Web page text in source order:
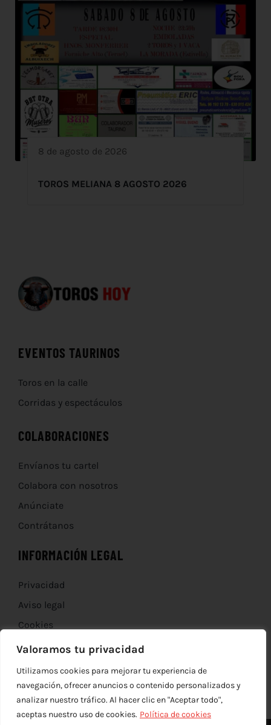
Valoramos tu privacidad
Utilizamos cookies para mejorar tu experiencia de
navegación, ofrecer anuncios o contenido personalizados y
analizar nuestro tráfico. Al hacer clic en "Aceptar todo",
aceptas nuestro uso de cookies. Política de cookies
8 de agosto de 2026
TOROS MELIANA 8 AGOSTO 2026
EVENTOS TAURINOS
Toros en la calle
Corridas y espectáculos
COLABORACIONES
Envíanos tu cartel
Colabora con nosotros
Anúnciate
Contrátanos
INFORMACIÓN LEGAL
Privacidad
Aviso legal
Cookies
Devoluciones